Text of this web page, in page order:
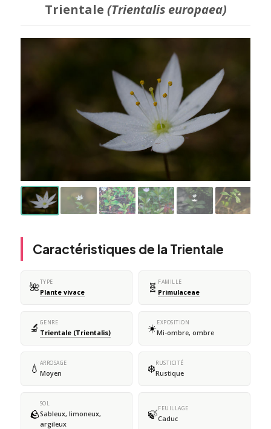
Trientale (Trientalis europaea)
Caractéristiques de la Trientale
🌺TYPE
Plante vivace 🧬 FAMILLE
Primulaceae
🔬 GENRE
Trientale (Trientalis) ☀️EXPOSITION
Mi-ombre, ombre
💧 ARROSAGE
Moyen ❄️RUSTICITÉ
Rustique
🪨
SOL
Sableux, limoneux,
argileux
🍃FEUILLAGE
Caduc